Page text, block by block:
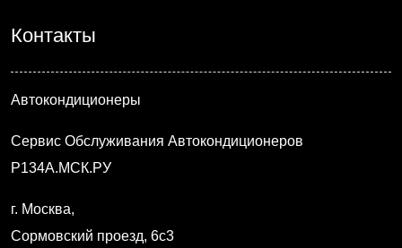
Контакты
Автокондиционеры
Сервис Обслуживания Автокондиционеров
Р134А.МСК.РУ
г. Москва,
Сормовский проезд, 6с3